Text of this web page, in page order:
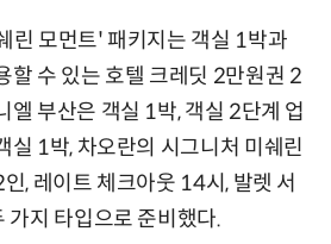
린 모먼트' 패키지는 객실 1박과
할 수 있는 호텔 크레딧 2만원권 2
엘 부산은 객실 1박, 객실 2단계 업
실 1박, 차오란의 시그니처 미쉐린
, 레이트 체크아웃 14시, 발렛 서
가지 타입으로 준비했다.